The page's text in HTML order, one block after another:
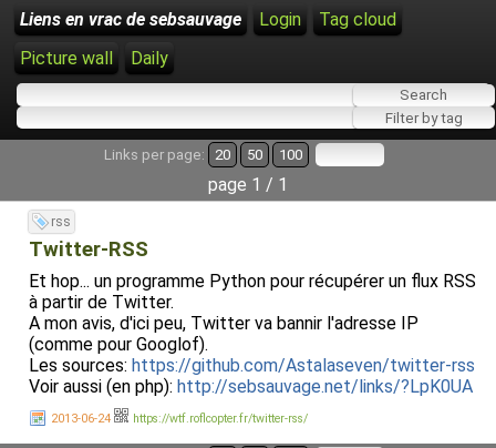
Liens en vrac de sebsauvage Login
Tag cloud
Picture wall
Daily
Links per page: 20 50 100
page 1 / 1
rss
Twitter-RSS
Et hop... un programme Python pour récupérer un flux RSS
à partir de Twitter.
A mon avis, d'ici peu, Twitter va bannir l'adresse IP
(comme pour Googlof).
Les sources: https://github.com/Astalaseven/twitter-rss
Voir aussi (en php): http://sebsauvage.net/links/?LpK0UA
2013-06-24 https://wtf.roflcopter.fr/twitter-rss/